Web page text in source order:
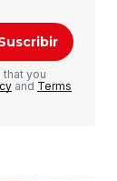
you
and Terms